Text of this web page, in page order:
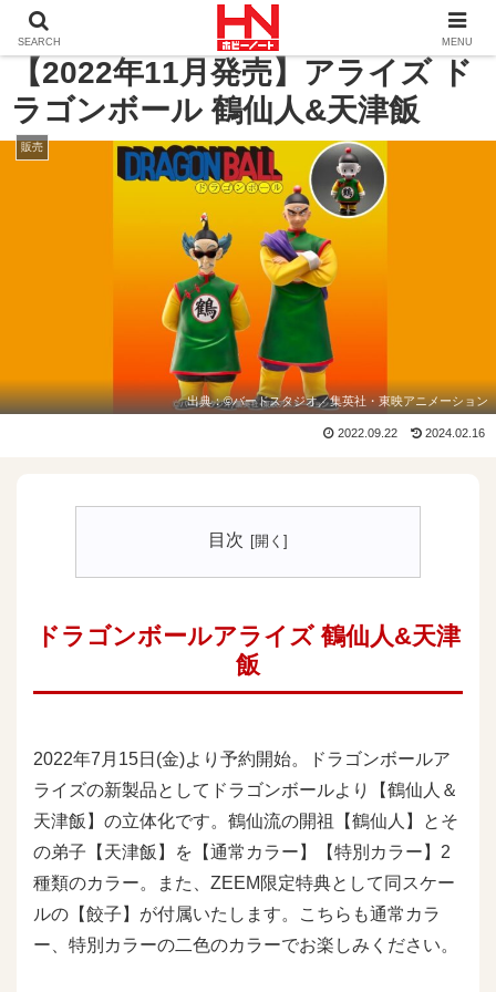
ホーム 【2022年11月発売】アライズ ドラゴンボ
【2022年11月発売】アライズ ド
ラゴンボール 鶴仙人&天津飯
販売
出典：©バードスタジオ／集英社・東映アニメーション
2022.09.22 2024.02.16
目次
ドラゴンボールアライズ 鶴仙人&天津
飯
2022年7月15日(金)より予約開始。ドラゴンボールア
ライズの新製品としてドラゴンボールより【鶴仙人＆
天津飯】の立体化です。鶴仙流の開祖【鶴仙人】とそ
の弟子【天津飯】を【通常カラー】【特別カラー】2
種類のカラー。また、ZEEM限定特典として同スケー
ルの【餃子】が付属いたします。こちらも通常カラ
ー、特別カラーの二色のカラーでお楽しみください。
SEARCH MENU